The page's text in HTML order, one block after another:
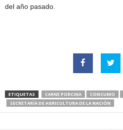
del año pasado.
ETIQUETAS CARNE PORCINA CONSUMO
SECRETARÍA DE AGRICULTURA DE LA NACIÓN